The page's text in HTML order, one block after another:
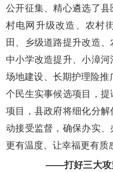
公开征集、精心遴选了
村电网升级改造、农村
田、乡级道路提升改造、
中小学改造提升、小漳
场地建设、长期护理险
个民生实事候选项目，
项目，县政府将细化分
动接受监督，确保办实
更有温度、让幸福更有质
——打好三大